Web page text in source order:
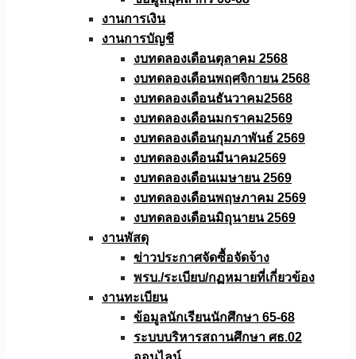
งานการเงิน
งานการบัญชี
งบทดลองเดือนตุลาคม 2568
งบทดลองเดือนพฤศจิกายน 2568
งบทดลองเดือนธันวาคม2568
งบทดลองเดือนมกราคม2569
งบทดลองเดือนกุมภาพันธ์ 2569
งบทดลองเดือนมีนาคม2569
งบทดลองเดือนเมษายน 2569
งบทดลองเดือนพฤษภาคม 2569
งบทดลองเดือนมิถุนายน 2569
งานพัสดุ
ข่าวประกาศจัดซื้อจัดจ้าง
พรบ./ระเบียบ/กฏหมายที่เกี่ยวข้อง
งานทะเบียน
ข้อมูลนักเรียนนักศึกษา 65-68
ระบบบริหารสถานศึกษา ศธ.02